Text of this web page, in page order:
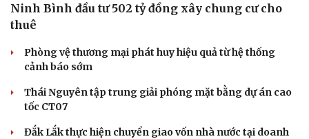
Ninh Bình đầu tư 502 tỷ đồng xây chung cư cho
thuê
Phòng vệ thương mại phát huy hiệu quả từ hệ thống
cảnh báo sớm
Thái Nguyên tập trung giải phóng mặt bằng dự án cao
tốc CT07
Đắk Lắk thực hiện chuyển giao vốn nhà nước tại doanh